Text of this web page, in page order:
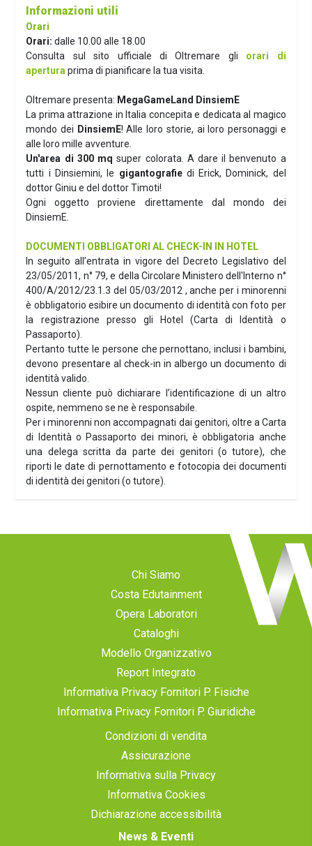
Informazioni utili
Orari
Orari:dalle 10.00 alle 18.00
Consulta sul sito ufficiale di Oltremare gli
orari di
apertura prima di pianificare la tua visita.
Oltremare presenta: MegaGameLand DinsiemE
La prima attrazione in Italia concepita e dedicata al magico
mondo dei DinsiemE! Alle loro storie, ai loro personaggi e
alle loro mille avventure.
Un'area di 300 mq super colorata. A dare il benvenuto a
tutti i Dinsiemini, le gigantografiedi Erick, Dominick, del
dottor Giniu e del dottor Timoti!
Ogni oggetto proviene direttamente dal mondo dei
DinsiemE.
DOCUMENTI OBBLIGATORI AL CHECK-IN IN HOTEL
In seguito all’entrata in vigore del Decreto Legislativo del
23/05/2011, n° 79, e della Circolare Ministero dell'Interno n°
400/A/2012/23.1.3 del 05/03/2012 , anche per i minorenni
è obbligatorio esibire un documento di identità con foto per
la registrazione presso gli Hotel (Carta di Identità o
Passaporto).
Pertanto tutte le persone che pernottano, inclusi i bambini,
devono presentare al check-in in albergo un documento di
identità valido.
Nessun cliente può dichiarare l’identificazione di un altro
ospite, nemmeno se ne è responsabile.
Per i minorenni non accompagnati dai genitori, oltre a Carta
di Identità o Passaporto dei minori, è obbligatoria anche
una delega scritta da parte dei genitori (o tutore), che
riporti le date di pernottamento e fotocopia dei documenti
di identità dei genitori (o tutore).
Chi Siamo
Costa Edutainment
Opera Laboratori
Cataloghi
Modello Organizzativo
Report Integrato
Informativa Privacy Fornitori P. Fisiche
Informativa Privacy Fornitori P. Giuridiche
Condizioni di vendita
Assicurazione
Informativa sulla Privacy
Informativa Cookies
Dichiarazione accessibilità
News & Eventi